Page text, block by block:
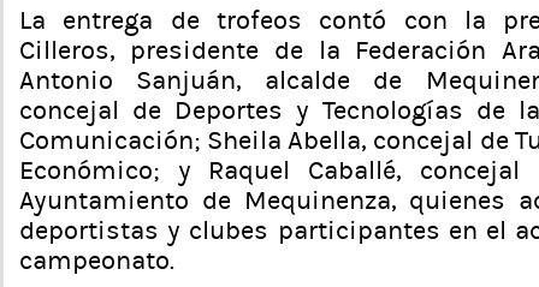
La entrega de trofeos contó con la
Cilleros, presidente de la Federación
Antonio Sanjuán, alcalde de
concejal de Deportes y Tecnologías de
Comunicación; Sheila Abella, concejal de
Económico; y Raquel Caballé,
Ayuntamiento de Mequinenza, quienes
deportistas y clubes participantes en el
campeonato.